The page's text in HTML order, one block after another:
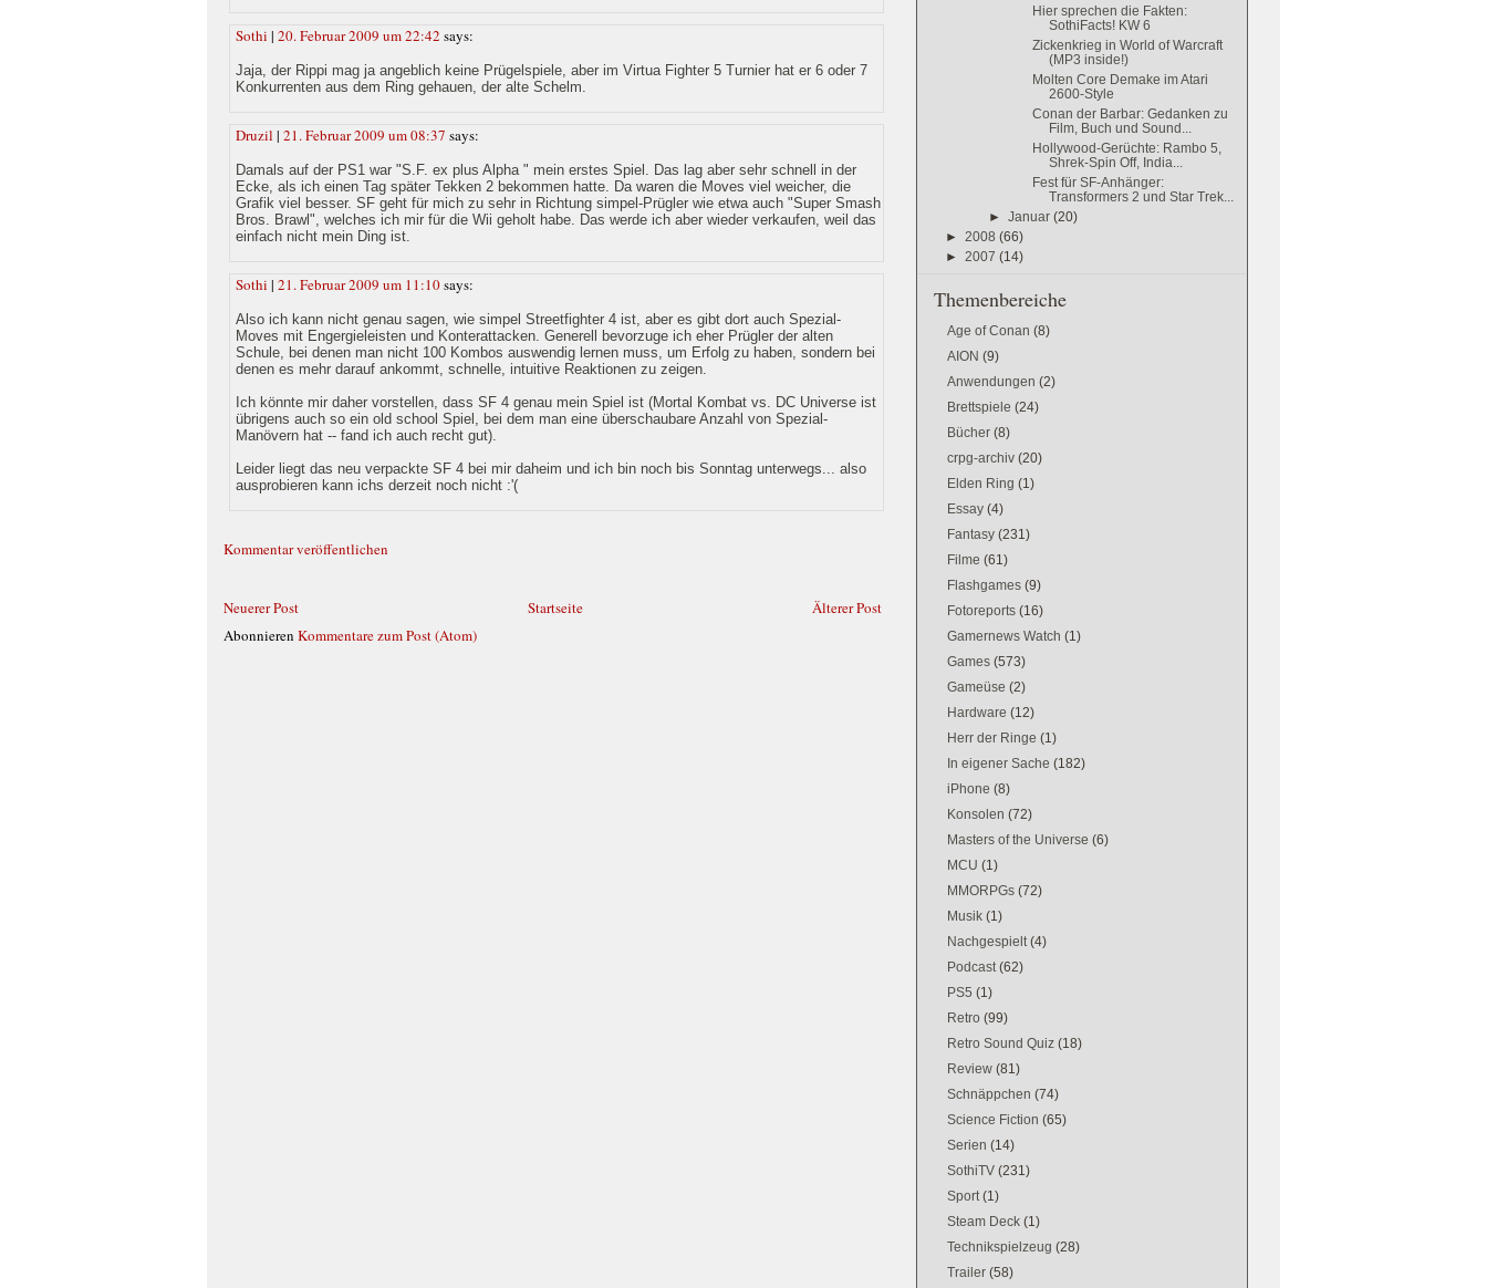
Sothi | 20. Februar 2009 um 22:42 says:
Jaja, der Rippi mag ja angeblich keine Prügelspiele, aber im Virtua Fighter 5 Turnier hat er 6 oder 7
Konkurrenten aus dem Ring gehauen, der alte Schelm.
Druzil | 21. Februar 2009 um 08:37 says:
Damals auf der PS1 war "S.F. ex plus Alpha " mein erstes Spiel. Das lag aber sehr schnell in der
Ecke, als ich einen Tag später Tekken 2 bekommen hatte. Da waren die Moves viel weicher, die
Grafik viel besser. SF geht für mich zu sehr in Richtung simpel-Prügler wie etwa auch "Super Smash
Bros. Brawl", welches ich mir für die Wii geholt habe. Das werde ich aber wieder verkaufen, weil das
einfach nicht mein Ding ist.
Sothi | 21. Februar 2009 um 11:10says:
Also ich kann nicht genau sagen, wie simpel Streetfighter 4 ist, aber es gibt dort auch Spezial-
Moves mit Engergieleisten und Konterattacken. Generell bevorzuge ich eher Prügler der alten
Schule, bei denen man nicht 100 Kombos auswendig lernen muss, um Erfolg zu haben, sondern bei
denen es mehr darauf ankommt, schnelle, intuitive Reaktionen zu zeigen.
Ich könnte mir daher vorstellen, dass SF 4 genau mein Spiel ist (Mortal Kombat vs. DC Universe ist
übrigens auch so ein old school Spiel, bei dem man eine überschaubare Anzahl von Spezial-
Manövern hat -- fand ich auch recht gut).
Leider liegt das neu verpackte SF 4 bei mir daheim und ich bin noch bis Sonntag unterwegs... also
ausprobieren kann ichs derzeit noch nicht :'(
Kommentar veröffentlichen
Neuerer Post Älterer Post
Startseite
Abonnieren Kommentare zum Post (Atom)
Hier sprechen die Fakten:
SothiFacts! KW 6
Zickenkrieg in World of Warcraft
(MP3 inside!)
Molten Core Demake im Atari
2600-Style
Conan der Barbar: Gedanken zu
Film, Buch und Sound...
Hollywood-Gerüchte: Rambo 5,
Shrek-Spin Off, India...
Fest für SF-Anhänger:
Transformers 2 und Star Trek...
►
Januar(20)
► 2008 (66)
► 2007 (14)
Themenbereiche
Age of Conan (8)
AION (9)
Anwendungen (2)
Brettspiele (24)
Bücher (8)
crpg-archiv (20)
Elden Ring (1)
Essay (4)
Fantasy (231)
Filme (61)
Flashgames (9)
Fotoreports (16)
Gamernews Watch (1)
Games (573)
Gameüse (2)
Hardware (12)
Herr der Ringe (1)
In eigener Sache (182)
iPhone (8)
Konsolen (72)
Masters of the Universe (6)
MCU (1)
MMORPGs (72)
Musik (1)
Nachgespielt (4)
Podcast (62)
PS5 (1)
Retro (99)
Retro Sound Quiz (18)
Review (81)
Schnäppchen (74)
Science Fiction (65)
Serien (14)
SothiTV (231)
Sport (1)
Steam Deck (1)
Technikspielzeug (28)
Trailer (58)